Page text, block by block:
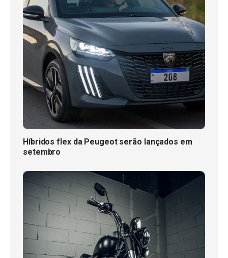
Híbridos flex da Peugeot serão lançados em
setembro